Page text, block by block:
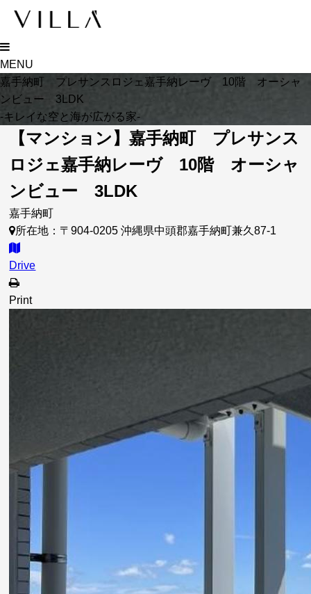
MENU
嘉手納町 プレサンスロジェ嘉手納レーヴ 10階 オーシャ
ンビュー 3LDK
-キレイな空と海が広がる家-
【マンション】嘉手納町 プレサンス
ロジェ嘉手納レーヴ 10階 オーシャ
ンビュー 3LDK
嘉手納町
所在地：〒904-0205 沖縄県中頭郡嘉手納町兼久87-1
Drive
Print